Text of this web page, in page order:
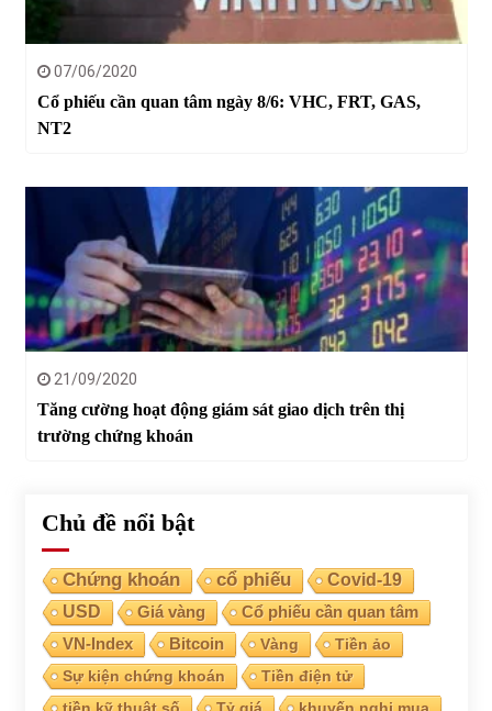
07/06/2020
Cổ phiếu cần quan tâm ngày 8/6: VHC, FRT, GAS,
NT2
21/09/2020
Tăng cường hoạt động giám sát giao dịch trên thị
trường chứng khoán
Chủ đề nổi bật
Chứng khoán cổ phiếu
Covid-19
USD
Giá vàng Cổ phiếu cần quan tâm
VN-Index Bitcoin Vàng
Tiền ảo
Sự kiện chứng khoán
Tiền điện tử